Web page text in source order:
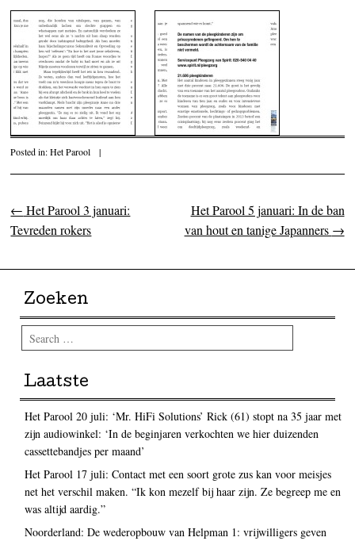
Posted in:Het Parool |
Post navigation
← Het Parool 3 januari:
Tevreden rokers
Het Parool 5 januari: In de ban
van hout en tanige Japanners →
Zoeken
Search
Laatste
Het Parool 20 juli: ‘Mr. HiFi Solutions’ Rick (61) stopt na 35 jaar met
zijn audiowinkel: ‘In de beginjaren verkochten we hier duizenden
cassettebandjes per maand’
Het Parool 17 juli: Contact met een soort grote zus kan voor meisjes
net het verschil maken. “Ik kon mezelf bij haar zijn. Ze begreep me en
was altijd aardig.”
Noorderland: De wederopbouw van Helpman 1: vrijwilligers geven